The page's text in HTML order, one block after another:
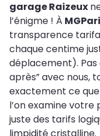
garage Raizeux
l’énigme ! À
transparence
chaque centime
déplacement). Pas
après” avec nous,
exactement ce
l’on examine votre
juste des tarifs